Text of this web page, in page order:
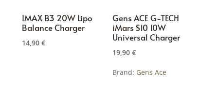
IMAX B3 20W Lipo
Balance Charger
14,90 €
Gens ACE G-TECH
iMars S10 10W
Universal Charger
19,90€
Brand: Gens Ace